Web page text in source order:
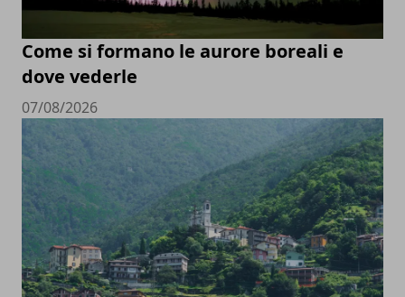
Come si formano le aurore boreali e
dove vederle
07/08/2026